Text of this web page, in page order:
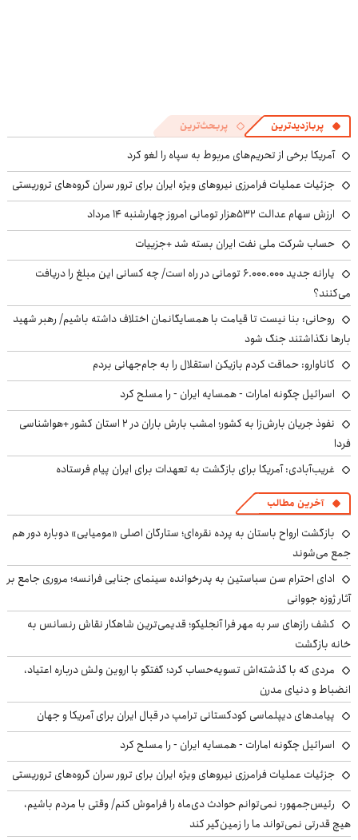
پربازدیدترین پربحث‌ترین
آمریکا برخی از تحریم‌های مربوط به سپاه را لغو کرد
جزئیات عملیات فرامرزی نیروهای ویژه ایران برای ترور سران گروه‌های تروریستی
ارزش سهام عدالت ۵۳۲هزار تومانی امروز چهارشنبه ۱۴ مرداد
حساب‌ شرکت ملی نفت ایران بسته شد +جزییات
یارانه جدید ۶.۰۰۰.۰۰۰ تومانی در راه است/ چه کسانی این مبلغ را دریافت
می‌کنند؟
روحانی: بنا نیست تا قیامت با همسایگانمان اختلاف داشته باشیم/ رهبر شهید
بارها نگذاشتند جنگ شود
کاناوارو: حماقت کردم بازیکن استقلال را به جام‌جهانی بردم
اسرائیل چگونه امارات - همسایه ایران - را مسلح کرد
نفوذ جریان بارش‌زا به کشور؛ امشب بارش باران در ۲ استان کشور +هواشناسی
فردا
غریب‌آبادی: آمریکا برای بازگشت به تعهدات برای ایران پیام فرستاده
آخرین مطالب
بازگشت ارواح باستان به پرده نقره‌ای؛ ستارگان اصلی «مومیایی» دوباره دور هم
جمع می‌شوند
ادای احترام سن سباستین به پدرخوانده سینمای جنایی فرانسه؛ مروری جامع بر
آثار ژوزه جووانی
کشف رازهای سر به مهر فرا آنجلیکو؛ قدیمی‌ترین شاهکار نقاش رنسانس به
خانه بازگشت
مردی که با گذشته‌اش تسویه‌حساب کرد؛ گفتگو با اروین ولش درباره اعتیاد،
انضباط و دنیای مدرن
پیامدهای دیپلماسی کودکستانی ترامپ در قبال ایران برای آمریکا و جهان
اسرائیل چگونه امارات - همسایه ایران - را مسلح کرد
جزئیات عملیات فرامرزی نیروهای ویژه ایران برای ترور سران گروه‌های تروریستی
رئیس‌جمهور: نمی‌توانم حوادث دی‌ماه را فراموش کنم/ وقتی با مردم باشیم،
هیچ قدرتی نمی‌تواند ما را زمین‌گیر کند